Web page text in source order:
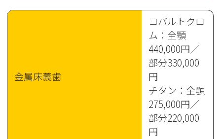
金属床義歯
コバルトクロ
ム：全顎
440,000円／
部分330,000
円
チタン：全顎
275,000円／
部分220,000
円